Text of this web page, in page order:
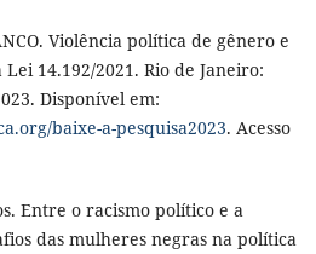
Violência política de gênero e
14.192/2021. Rio de Janeiro:
Disponível em:
baixe-a-pesquisa2023. Acesso
Entre o racismo político e a
das mulheres negras na política